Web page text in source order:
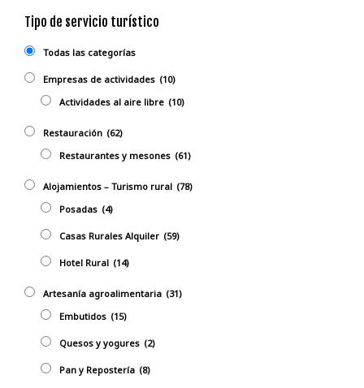
Tipo de servicio turístico
Todas las categorías
Empresas de actividades (10)
Actividades al aire libre (10)
Restauración (62)
Restaurantes y mesones (61)
Alojamientos – Turismo rural (78)
Posadas (4)
Casas Rurales Alquiler (59)
Hotel Rural (14)
Artesanía agroalimentaria (31)
Embutidos (15)
Quesos y yogures (2)
Pan y Repostería (8)